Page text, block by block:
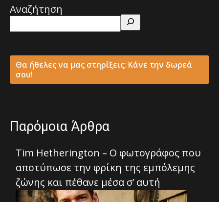
Αναζήτηση
Θα ήθελες να μας στηρίξεις; Κάνε την δωρεά
σου!
Παρόμοια Άρθρα
Tim Hetherington – Ο φωτογράφος που
αποτύπωσε την φρίκη της εμπόλεμης
ζώνης και πέθανε μέσα σ’ αυτή